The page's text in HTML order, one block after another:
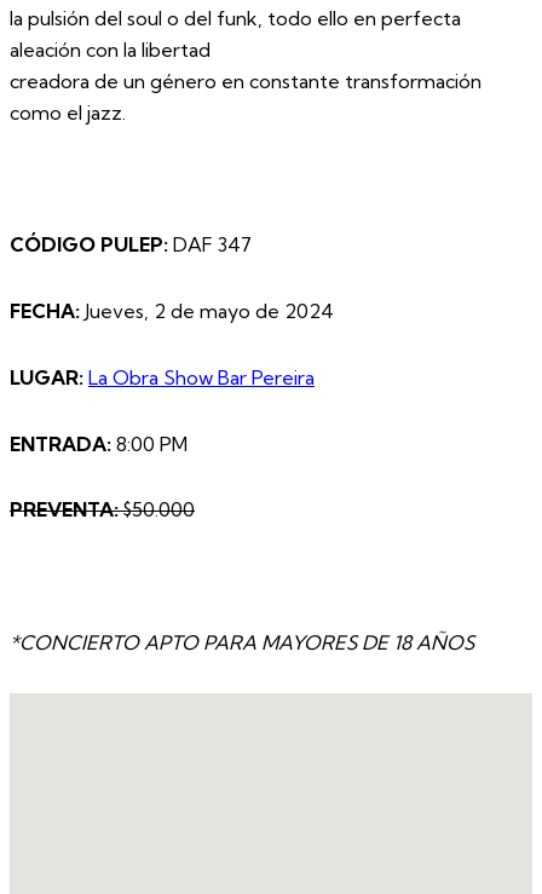
la pulsión del soul o del funk, todo ello en perfecta
aleación con la libertad
creadora de un género en constante transformación
como el jazz.
CÓDIGO PULEP: DAF 347
FECHA: Jueves, 2 de mayo de 2024
LUGAR: La Obra Show Bar Pereira
ENTRADA: 8:00 PM
PREVENTA:$50.000
*CONCIERTO APTO PARA MAYORES DE 18 AÑOS